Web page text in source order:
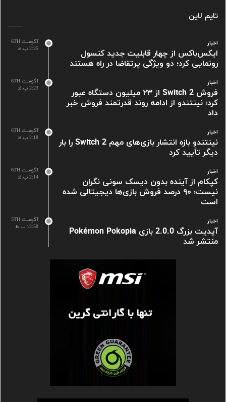
تایم لاین
آگوست 6TH
2:25 ب.ظ
اخبار
ایکس‌باکس از چهار قابلیت جدید کنسول
رونمایی کرد؛ دو ویژگی پرتقاضا در راه هستند
آگوست 6TH
2:23 ب.ظ
اخبار
فروش Switch 2 از ۲۳ میلیون دستگاه عبور
کرد؛ نینتندو از ادامه روند قدرتمند فروش خبر
داد
آگوست 6TH
2:18 ب.ظ
اخبار
نینتندو بازه انتشار بازی‌های مهم Switch 2 را بار
دیگر تأیید کرد
آگوست 6TH
2:14 ب.ظ
اخبار
کپکام از آینده بدون دیسک سونی نگران
نیست؛ ۹۰ درصد فروش بازی‌ها دیجیتالی شده
است
آگوست 5TH
12:58 ب.ظ
اخبار
آپدیت بزرگ 2.0.0 بازی Pokémon Pokopia
منتشر شد